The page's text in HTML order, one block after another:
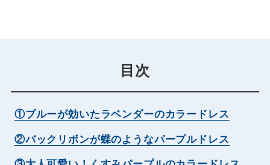
目次
①ブルーが効いたラベンダーのカラードレス
②バックリボンが蝶のようなパープルドレス